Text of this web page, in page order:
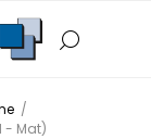
/
- Mat)